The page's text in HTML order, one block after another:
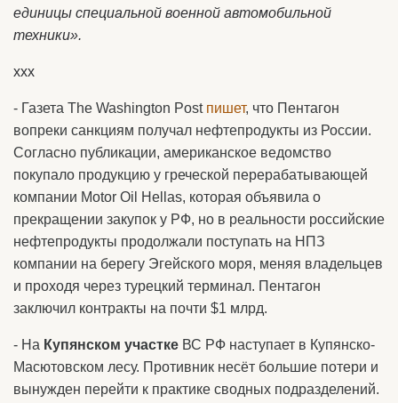
единицы специальной военной автомобильной
техники».
ххх
- Газета The Washington Post пишет, что Пентагон
вопреки санкциям получал нефтепродукты из России.
Согласно публикации, американское ведомство
покупало продукцию у греческой перерабатывающей
компании Motor Oil Hellas, которая объявила о
прекращении закупок у РФ, но в реальности российские
нефтепродукты продолжали поступать на НПЗ
компании на берегу Эгейского моря, меняя владельцев
и проходя через турецкий терминал. Пентагон
заключил контракты на почти $1 млрд.
- На Купянском участке ВС РФ наступает в Купянско-
Масютовском лесу. Противник несёт большие потери и
вынужден перейти к практике сводных подразделений.